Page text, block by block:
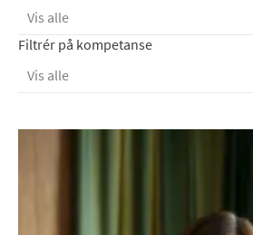
Vis alle
Filtrér på kompetanse
Vis alle